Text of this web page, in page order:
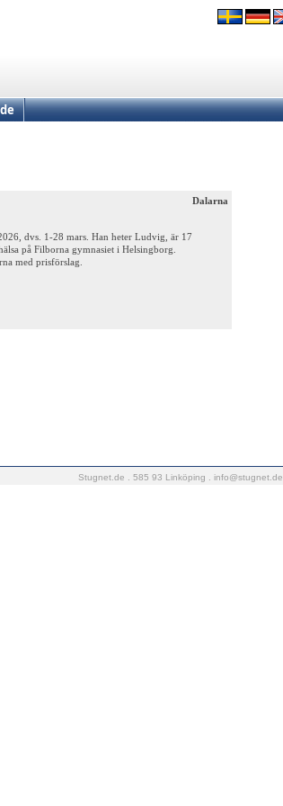
dvs. 1-28 mars. Han heter Ludvig, är 17
på Filborna gymnasiet i Helsingborg.
med prisförslag.
Dalarna
Stugnet.de . 585 93 Linköping . info@stugnet.de